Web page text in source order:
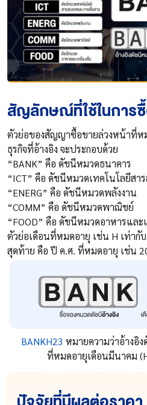
สัญลักษณ์ที่ใช้ในการ
ตัวย่อของสัญญาซื้อขายล่วงหน้าที่ห
ธุรกิจที่อ้างอิง จะประกอบด้วย
“BANK” คือ ดัชนีหมวดธนาคาร
“ICT” คือ ดัชนีหมวดเทคโนโลยีสา
“ENERG” คือ ดัชนีหมวดพลังงาน
“COMM” คือ ดัชนีหมวดพาณิชย์
“FOOD” คือ ดัชนีหมวดอาหารและ
ตัวย่อเดือนที่หมดอายุ เช่น H เท่ากั
สุดท้าย คือ ปี ค.ศ. ที่หมดอายุ เช่น
BANKH23 หมายความว่าอ้างอิ
ที่หมดอายุเดือนมีนาคม